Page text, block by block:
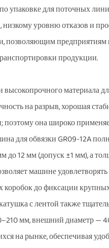
упаковке для поточных
уровню отказов и
позволяющим
продукции.
материала
на разрыв, хорошая
она широко
для обвязки GR09-12A
до 12 мм (допуск ±1 мм), а
машине
до фиксации
с лентой также
мм, внешний диаметр —
на рынке, обеспечивая